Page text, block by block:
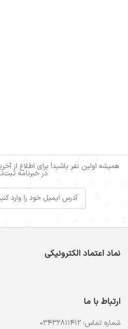
همیشه اولین نفر باشید! برای اطلاع از
در خبرنامه
نماد اعتماد الکترونیکی
ارتباط با ما
شماره تماس: 03432811412